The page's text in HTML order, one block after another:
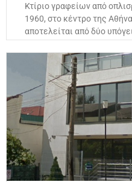
Κτίριο γραφείων από
1960, στο κέντρο της
αποτελείται από δύο